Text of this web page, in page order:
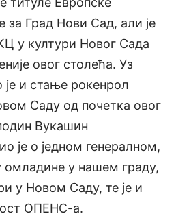
за Град Нови Сад, али је
у култури Новог Сада
овог столећа. Уз
је и стање рокенрол
Саду од почетка овог
Вукашин
је о једном генералном,
омладине у нашем граду,
у Новом Саду, те је и
ОПЕНС-а.